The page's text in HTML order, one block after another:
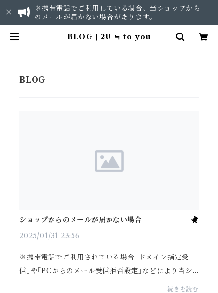
※携帯電話でご利用している場合、当ショップから
のメールが届かない場合があります。
BLOG | 2U ≒ to you
ショップからのメールが届かない場合
2025/01/31 23:56
※携帯電話でご利用されている場合｢ドメイン指定受
信｣や｢PCからのメール受信拒否設定｣などにより当シ
ョップからのメールがブロックされている場合があり
続きを読む